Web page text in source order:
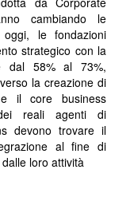
cambiando le
le fondazioni
strategico con la
dal 58% al 73%,
la creazione di
il core business
reali agenti di
devono trovare il
al fine di
loro attività